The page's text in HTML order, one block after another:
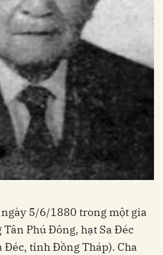
5/6/1880 trong một gia
Phú Đông, hạt Sa Đéc
Đéc, tỉnh Đồng Tháp). Cha